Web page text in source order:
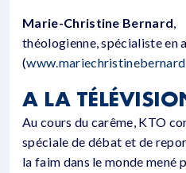
Marie-Christine Bernard,
théologienne, spécialiste en
(
A LA
Au cours du carême, KTO
spéciale de débat et de
la faim dans le monde mené